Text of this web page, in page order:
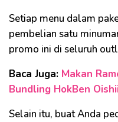
Setiap menu dalam
pembelian satu
promo ini di seluruh
Baca Juga: Makan
Bundling HokBen
Selain itu, buat Anda